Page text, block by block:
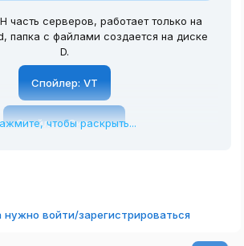
часть серверов, работает только на
папка с файлами создается на диске
D.
Спойлер: VT
Спойлер:Скачать
чтобы раскрыть...
нужно войти/зарегистрироваться